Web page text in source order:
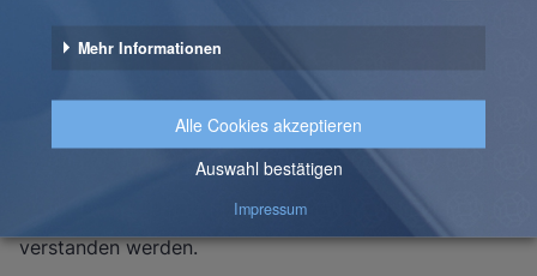
speziellen Interessen abhängen. Ein hoher Recall-Wert
versucht dies zu beschreiben.
Eine weitere wichtige Metrik ist dieAUC, welche die
Fläche unter der Kurve von False Positive Rate – True
Positive Rate oder der Kurve von Recall - Precision
beschreibt. Dies kann als Kombination der Konzepte
von Recall und Precision innerhalb einer Metrik
verstanden werden.